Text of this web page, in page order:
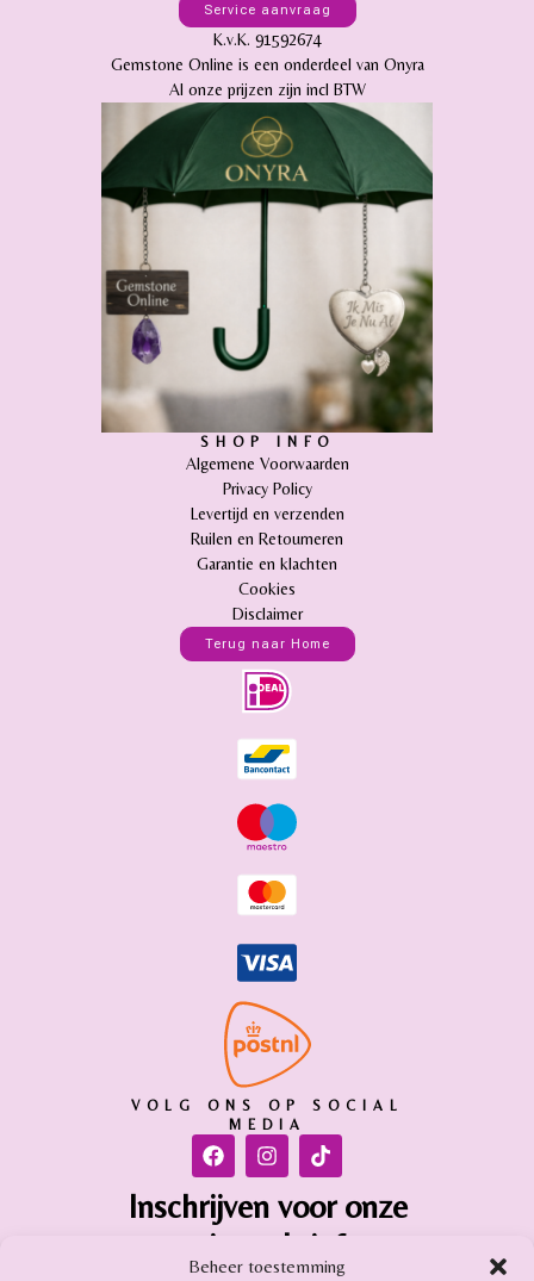
Beheer toestemming
Service aanvraag
K.v.K. 91592674
Gemstone Online is een onderdeel van Onyra
Al onze prijzen zijn incl BTW
SHOP INFO
Algemene Voorwaarden
Privacy Policy
Levertijd en verzenden
Ruilen en Retourneren
Garantie en klachten
Cookies
Disclaimer
Terug naar Home
VOLG ONS OP SOCIAL
MEDIA
Inschrijven voor onze
nieuwsbrief